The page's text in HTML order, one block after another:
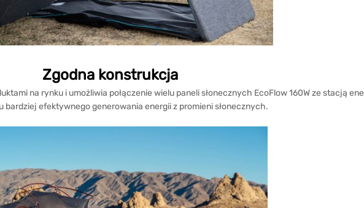
Zgodna konstrukcja
na rynku i umożliwia połączenie wielu paneli słonecznych EcoFlow 160W ze stacją
bardziej efektywnego generowania energii z promieni słonecznych.